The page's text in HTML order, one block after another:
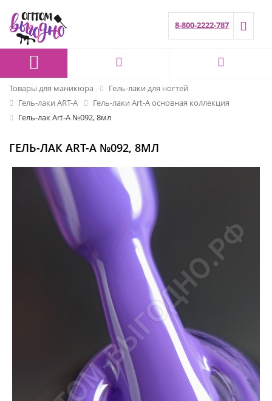
8-800-2222-787
Товары для маникюра
Гель-лаки для ногтей
Гель-лаки ART-A
Гель-лаки Art-A основная коллекция
Гель-лак Art-A №092, 8мл
ГЕЛЬ-ЛАК ART-A №092, 8МЛ